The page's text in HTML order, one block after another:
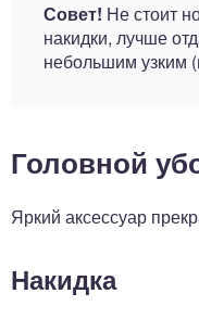
Совет! Не стоит
накидки, лучше
небольшим узким
Головной
Яркий аксессуар
Накидка